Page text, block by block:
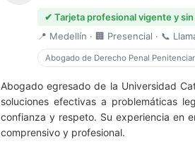
✔ Tarjeta profesional vigente y
📍 Medellín · 🏢 Presencial · 📞
Abogado de Derecho Penal
Abogado egresado de la Universidad
soluciones efectivas a problemáticas
confianza y respeto. Su experiencia en
comprensivo y profesional.